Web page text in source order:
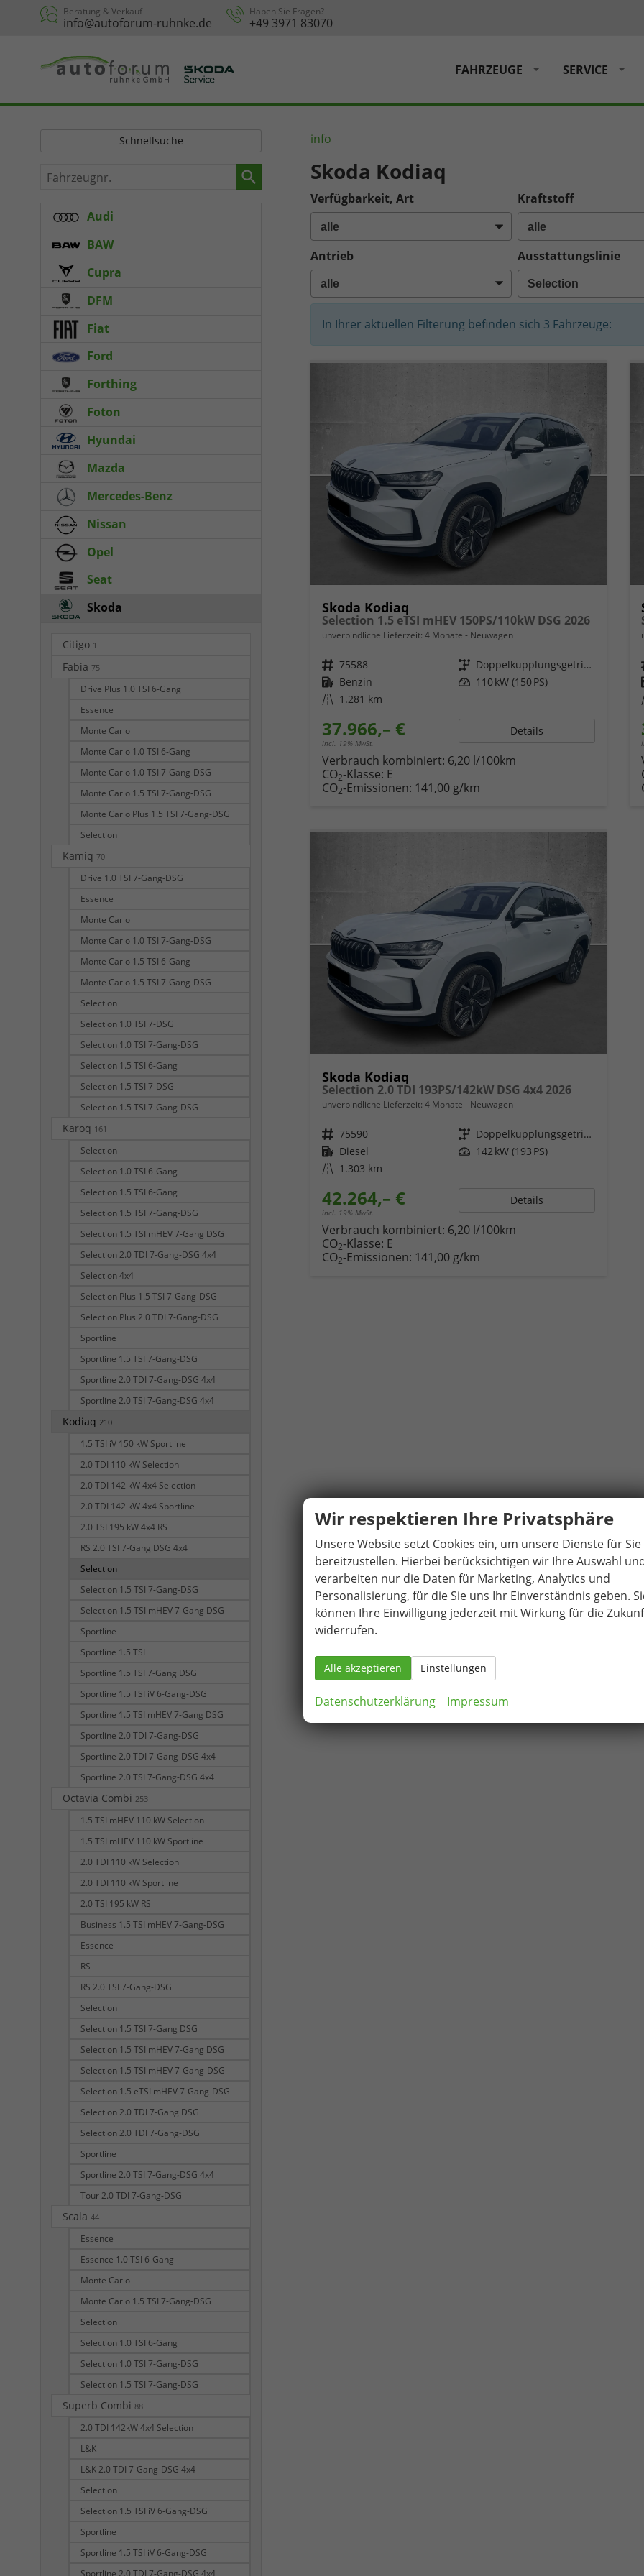
Beratung & Verkauf
info@autoforum-ruhnke.de
Haben Sie Fragen?
+49 3971 83070
FAHRZEUGE SERVICE
info
Skoda Kodiaq
Verfügbarkeit, Art Kraftstoff
Antrieb Ausstattungslinie
In Ihrer aktuellen Filterung befinden sich 3 Fahrzeuge:
Skoda Kodiaq
Selection 1.5 eTSI mHEV 150PS/110kW DSG 2026
unverbindliche Lieferzeit: 4 Monate Neuwagen
Fahrzeugnr. 75588 Getriebe
Doppelkupplungsgetriebe (DSG)
Kraftstoff Benzin Leistung 110 kW (150 PS)
Kilometerstand 1.281 km
37.966,– €
incl. 19% MwSt.
Details
Verbrauch kombiniert: 6,20 l/100km
CO2-Klasse: E
CO2-Emissionen: 141,00 g/km
Skoda Kodiaq
Selection 2.0 TDI 193PS/142kW DSG 4x4 2026
unverbindliche Lieferzeit: 4 Monate Neuwagen
Fahrzeugnr. 75590 Getriebe
Doppelkupplungsgetriebe (DSG)
Kraftstoff Diesel Leistung 142 kW (193 PS)
Kilometerstand 1.303 km
42.264,– €
incl. 19% MwSt.
Details
Verbrauch kombiniert: 6,20 l/100km
CO2-Klasse: E
CO2-Emissionen: 141,00 g/km
Schnellsuche
Fahrzeugnr.
Audi
BAW
Cupra
DFM
Fiat
Ford
Forthing
Foton
Hyundai
Mazda
Mercedes-Benz
Nissan
Opel
Seat
Skoda
Citigo 1
Fabia 75
Drive Plus 1.0 TSI 6-Gang
Essence
Monte Carlo
Monte Carlo 1.0 TSI 6-Gang
Monte Carlo 1.0 TSI 7-Gang-DSG
Monte Carlo 1.5 TSI 7-Gang-DSG
Monte Carlo Plus 1.5 TSI 7-Gang-DSG
Selection
Kamiq 70
Drive 1.0 TSI 7-Gang-DSG
Essence
Monte Carlo
Monte Carlo 1.0 TSI 7-Gang-DSG
Monte Carlo 1.5 TSI 6-Gang
Monte Carlo 1.5 TSI 7-Gang-DSG
Selection
Selection 1.0 TSI 7-DSG
Selection 1.0 TSI 7-Gang-DSG
Selection 1.5 TSI 6-Gang
Selection 1.5 TSI 7-DSG
Selection 1.5 TSI 7-Gang-DSG
Karoq 161
Selection
Selection 1.0 TSI 6-Gang
Selection 1.5 TSI 6-Gang
Selection 1.5 TSI 7-Gang-DSG
Selection 1.5 TSI mHEV 7-Gang DSG
Selection 2.0 TDI 7-Gang-DSG 4x4
Selection 4x4
Selection Plus 1.5 TSI 7-Gang-DSG
Selection Plus 2.0 TDI 7-Gang-DSG
Sportline
Sportline 1.5 TSI 7-Gang-DSG
Sportline 2.0 TDI 7-Gang-DSG 4x4
Sportline 2.0 TSI 7-Gang-DSG 4x4
Kodiaq 210
1.5 TSI iV 150 kW Sportline
2.0 TDI 110 kW Selection
2.0 TDI 142 kW 4x4 Selection
2.0 TDI 142 kW 4x4 Sportline
2.0 TSI 195 kW 4x4 RS
RS 2.0 TSI 7-Gang DSG 4x4
Selection
Selection 1.5 TSI 7-Gang-DSG
Selection 1.5 TSI mHEV 7-Gang DSG
Sportline
Sportline 1.5 TSI
Sportline 1.5 TSI 7-Gang DSG
Sportline 1.5 TSI iV 6-Gang-DSG
Sportline 1.5 TSI mHEV 7-Gang DSG
Sportline 2.0 TDI 7-Gang-DSG
Sportline 2.0 TDI 7-Gang-DSG 4x4
Sportline 2.0 TSI 7-Gang-DSG 4x4
Octavia Combi 253
1.5 TSI mHEV 110 kW Selection
1.5 TSI mHEV 110 kW Sportline
2.0 TDI 110 kW Selection
2.0 TDI 110 kW Sportline
2.0 TSI 195 kW RS
Business 1.5 TSI mHEV 7-Gang-DSG
Essence
RS
RS 2.0 TSI 7-Gang-DSG
Selection
Selection 1.5 TSI 7-Gang DSG
Selection 1.5 TSI mHEV 7-Gang DSG
Selection 1.5 TSI mHEV 7-Gang-DSG
Selection 1.5 eTSI mHEV 7-Gang-DSG
Selection 2.0 TDI 7-Gang DSG
Selection 2.0 TDI 7-Gang-DSG
Sportline
Sportline 2.0 TSI 7-Gang-DSG 4x4
Tour 2.0 TDI 7-Gang-DSG
Scala 44
Essence
Essence 1.0 TSI 6-Gang
Monte Carlo
Monte Carlo 1.5 TSI 7-Gang-DSG
Selection
Selection 1.0 TSI 6-Gang
Selection 1.0 TSI 7-Gang-DSG
Selection 1.5 TSI 7-Gang-DSG
Superb Combi 88
2.0 TDI 142kW 4x4 Selection
L&K
L&K 2.0 TDI 7-Gang-DSG 4x4
Selection
Selection 1.5 TSI iV 6-Gang-DSG
Sportline
Sportline 1.5 TSI iV 6-Gang-DSG
Sportline 2.0 TDI 7-Gang-DSG 4x4
Wir respektieren Ihre Privatsphäre
Unsere Website setzt Cookies ein, um unsere Dienste für Sie
bereitzustellen. Hierbei berücksichtigen wir Ihre Auswahl
verarbeiten nur die Daten für Marketing, Analytics und
Personalisierung, für die Sie uns Ihr Einverständnis geben.
können Ihre Einwilligung jederzeit mit Wirkung für die
widerrufen.
Alle akzeptieren Einstellungen
Datenschutzerklärung Impressum